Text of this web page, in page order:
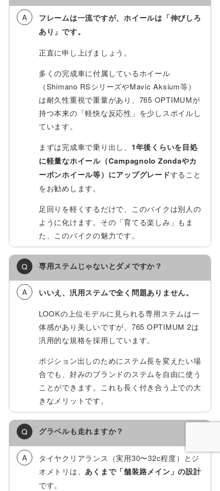
フレームは一流ですが、ホイールは「伸びしろ
あり」です。
正直に申し上げましょう。
多くの完成車に付属しているホイール
（Shimano RSシリーズやMavic Aksium等）
は耐久性重視で重量があり、765 OPTIMUMが
持つ本来の「軽快な反応性」を少しスポイルし
ています。
まずは完成車で乗り出し、 1年後くらいを目処
に軽量なホイール（Campagnolo Zondaやカ
ーボンホイール等）にアップグレードすること
をお勧めします。
足回りを軽くするだけで、このバイクは別人の
ように化けます。その「育てる楽しみ」もま
た、このバイクの魅力です。
専用ステムじゃないとダメですか？
いいえ、汎用ステムで全く問題ありません。
LOOKの上位モデルに見られる専用ステムは一
体感があり美しいですが、765 OPTIMUM 2は
汎用的な規格を採用しています。
ポジション出しのためにステム長を変えたい場
合でも、好みのブランドのステムを自由に使う
ことができます。これも長く付き合う上での大
きなメリットです。
グラベルも走れますか？
タイヤクリアランス（実用30〜32c程度）とジ
オメトリは、 あくまで「舗装路メイン」の設計
です。